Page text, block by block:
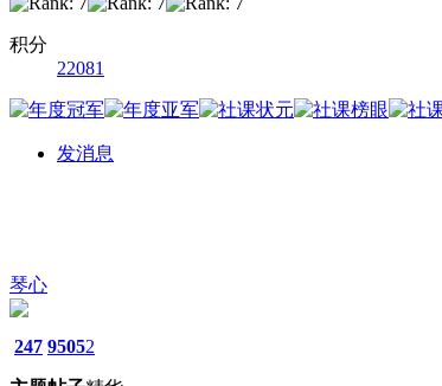
积分
22081
发消息
琴心
247 95052